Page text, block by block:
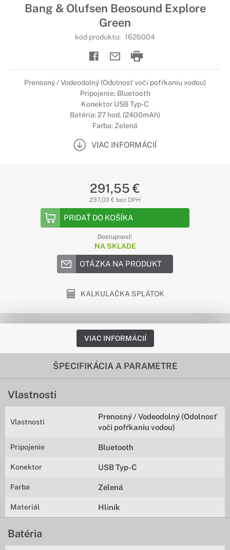
Bang & Olufsen Beosound Explore
Green
kód produktu: 1626004
Prenosný / Vodeodolný (Odolnosť voči pofŕkaniu vodou)
Pripojenie: Bluetooth
Konektor USB Typ-C
Batéria: 27 hod. (2400mAh)
Farba: Zelená
VIAC INFORMÁCIÍ
291,55 €
237,03 € bez DPH
PRIDAŤ DO KOŠÍKA
Dostupnosť:
NA SKLADE
OTÁZKA NA PRODUKT
KALKULAČKA SPLÁTOK
VIAC INFORMÁCIÍ
ŠPECIFIKÁCIA A PARAMETRE
Vlastnosti
Vlastnosti
Prenosný / Vodeodolný (Odolnosť
voči pofŕkaniu vodou)
Pripojenie Bluetooth
Konektor USB Typ-C
Farba Zelená
Materiál Hliník
Batéria